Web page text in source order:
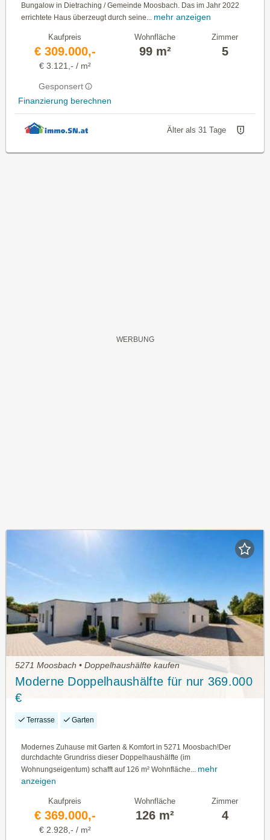
Bungalow in Dietraching / Gemeinde Moosbach. Das im Jahr 2022
errichtete Haus überzeugt durch seine...
mehr anzeigen
Kaufpreis
€ 309.000,-
€ 3.121,- / m²
Gesponsert
Finanzierung berechnen
Wohnfläche
99 m²
Zimmer
5
Älter als 31 Tage
5271 Moosbach • Doppelhaushälfte kaufen
Moderne Doppelhaushälfte für nur 369.000
€
Terrasse Garten
Modernes Zuhause mit Garten & Komfort in 5271 Moosbach!Der
durchdachte Grundriss dieser Doppelhaushälfte (im
Wohnungseigentum) schafft auf 126 m² Wohnfläche... mehr
anzeigen
Kaufpreis
€ 369.000,-
€ 2.928,- / m²
Wohnfläche
126 m²
Zimmer
4